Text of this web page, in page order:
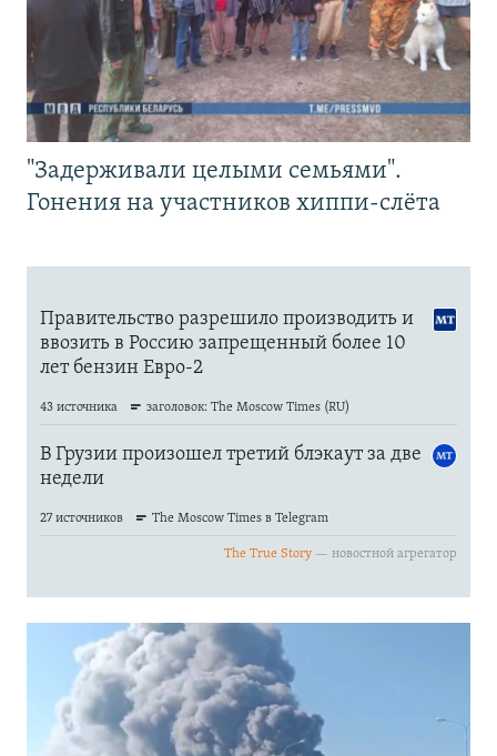
"Задерживали целыми семьями".
Гонения на участников хиппи-слёта